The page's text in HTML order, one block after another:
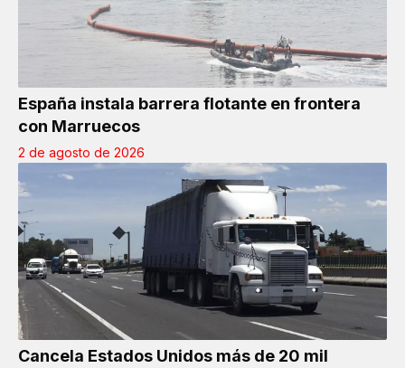
España instala barrera flotante en frontera
con Marruecos
2 de agosto de 2026
Cancela Estados Unidos más de 20 mil